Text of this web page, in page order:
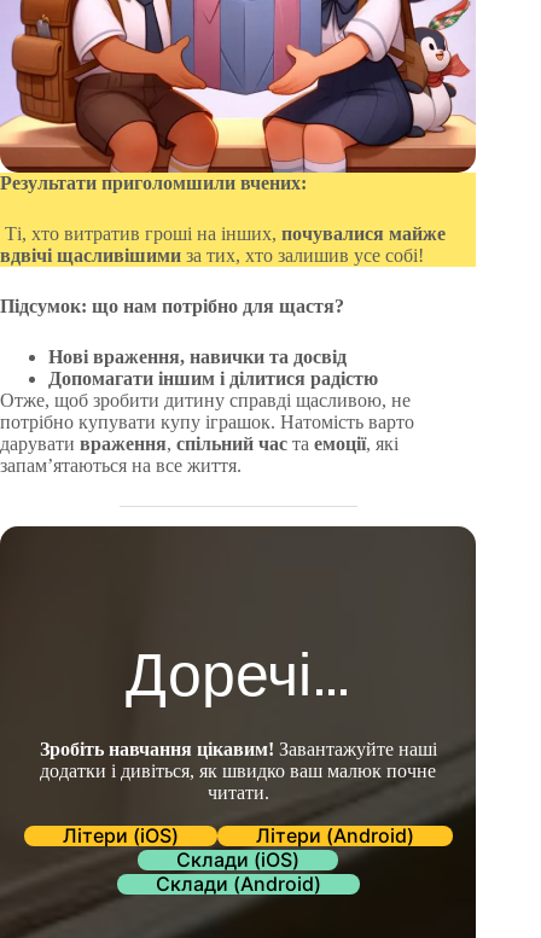
Результати приголомшили вчених:
Ті, хто витратив гроші на інших, почувалися майже
вдвічі щасливішими за тих, хто залишив усе собі!
Підсумок: що нам потрібно для щастя?
Нові враження, навички та досвід
Допомагати іншим і ділитися радістю
Отже, щоб зробити дитину справді щасливою, не
потрібно купувати купу іграшок. Натомість варто
дарувати враження, спільний час та емоції, які
запам’ятаються на все життя.
Доречі…
Зробіть навчання цікавим! Завантажуйте наші
додатки і дивіться, як швидко ваш малюк почне
читати.
Літери (iOS)
Літери (Android)
Склади (iOS)
Склади (Android)